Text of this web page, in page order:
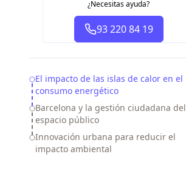
¿Necesitas ayuda?
93 220 84 19
Table of Contents
El impacto de las islas de calor en el
consumo energético
Barcelona y la gestión ciudadana del
espacio público
Innovación urbana para reducir el
impacto ambiental